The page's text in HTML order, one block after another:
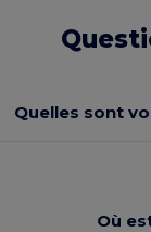
Quelles sont
Où